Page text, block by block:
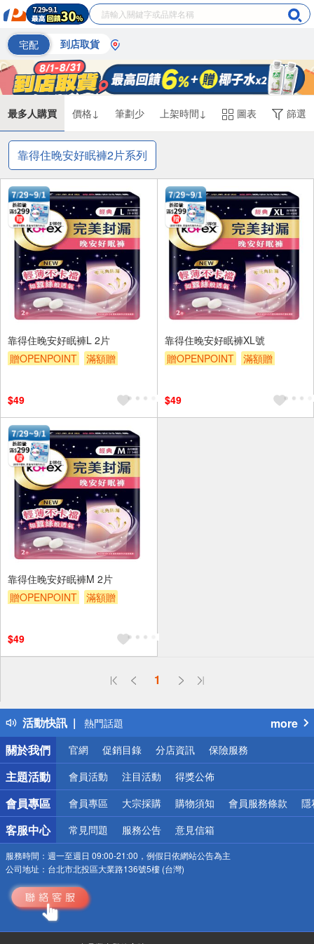
宅配 到店取貨
最多人購買 價格↓ 筆劃少 上架時間↓ 圖表 篩選
靠得住晚安好眠褲2片系列
靠得住晚安好眠褲L 2片
贈OPENPOINT
滿額贈
$49
靠得住晚安好眠褲XL號
贈OPENPOINT
滿額贈
$49
靠得住晚安好眠褲M 2片
贈OPENPOINT
滿額贈
$49
1
活動快訊
偏遠地區配送
得獎公告
熱門話題
銀行優惠
偏遠地區配送
詐騙網頁！請小心！
more
關於我們
官網 促銷目錄 分店資訊 保險服務
主題活動 會員活動 注目活動 得獎公佈
會員專區 會員專區 大宗採購 購物須知 會員服務條款 隱
客服中心 常見問題 服務公告 意見信箱
服務時間： 週一至週日 09:00-21:00，例假日依網站公告為主
公司地址： 台北市北投區大業路136號5樓 (台灣)